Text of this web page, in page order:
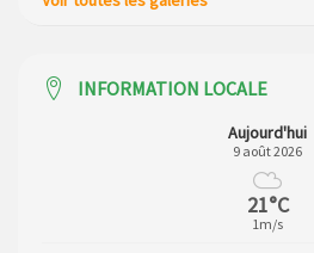
INFORMATION LOCALE
Aujourd'hui
9 août 2026
21°C
1m/s